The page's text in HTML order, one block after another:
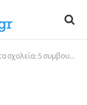
ομαλή προσαρμογή, από την παιδαγωγό Έλενα Κούκουζα!